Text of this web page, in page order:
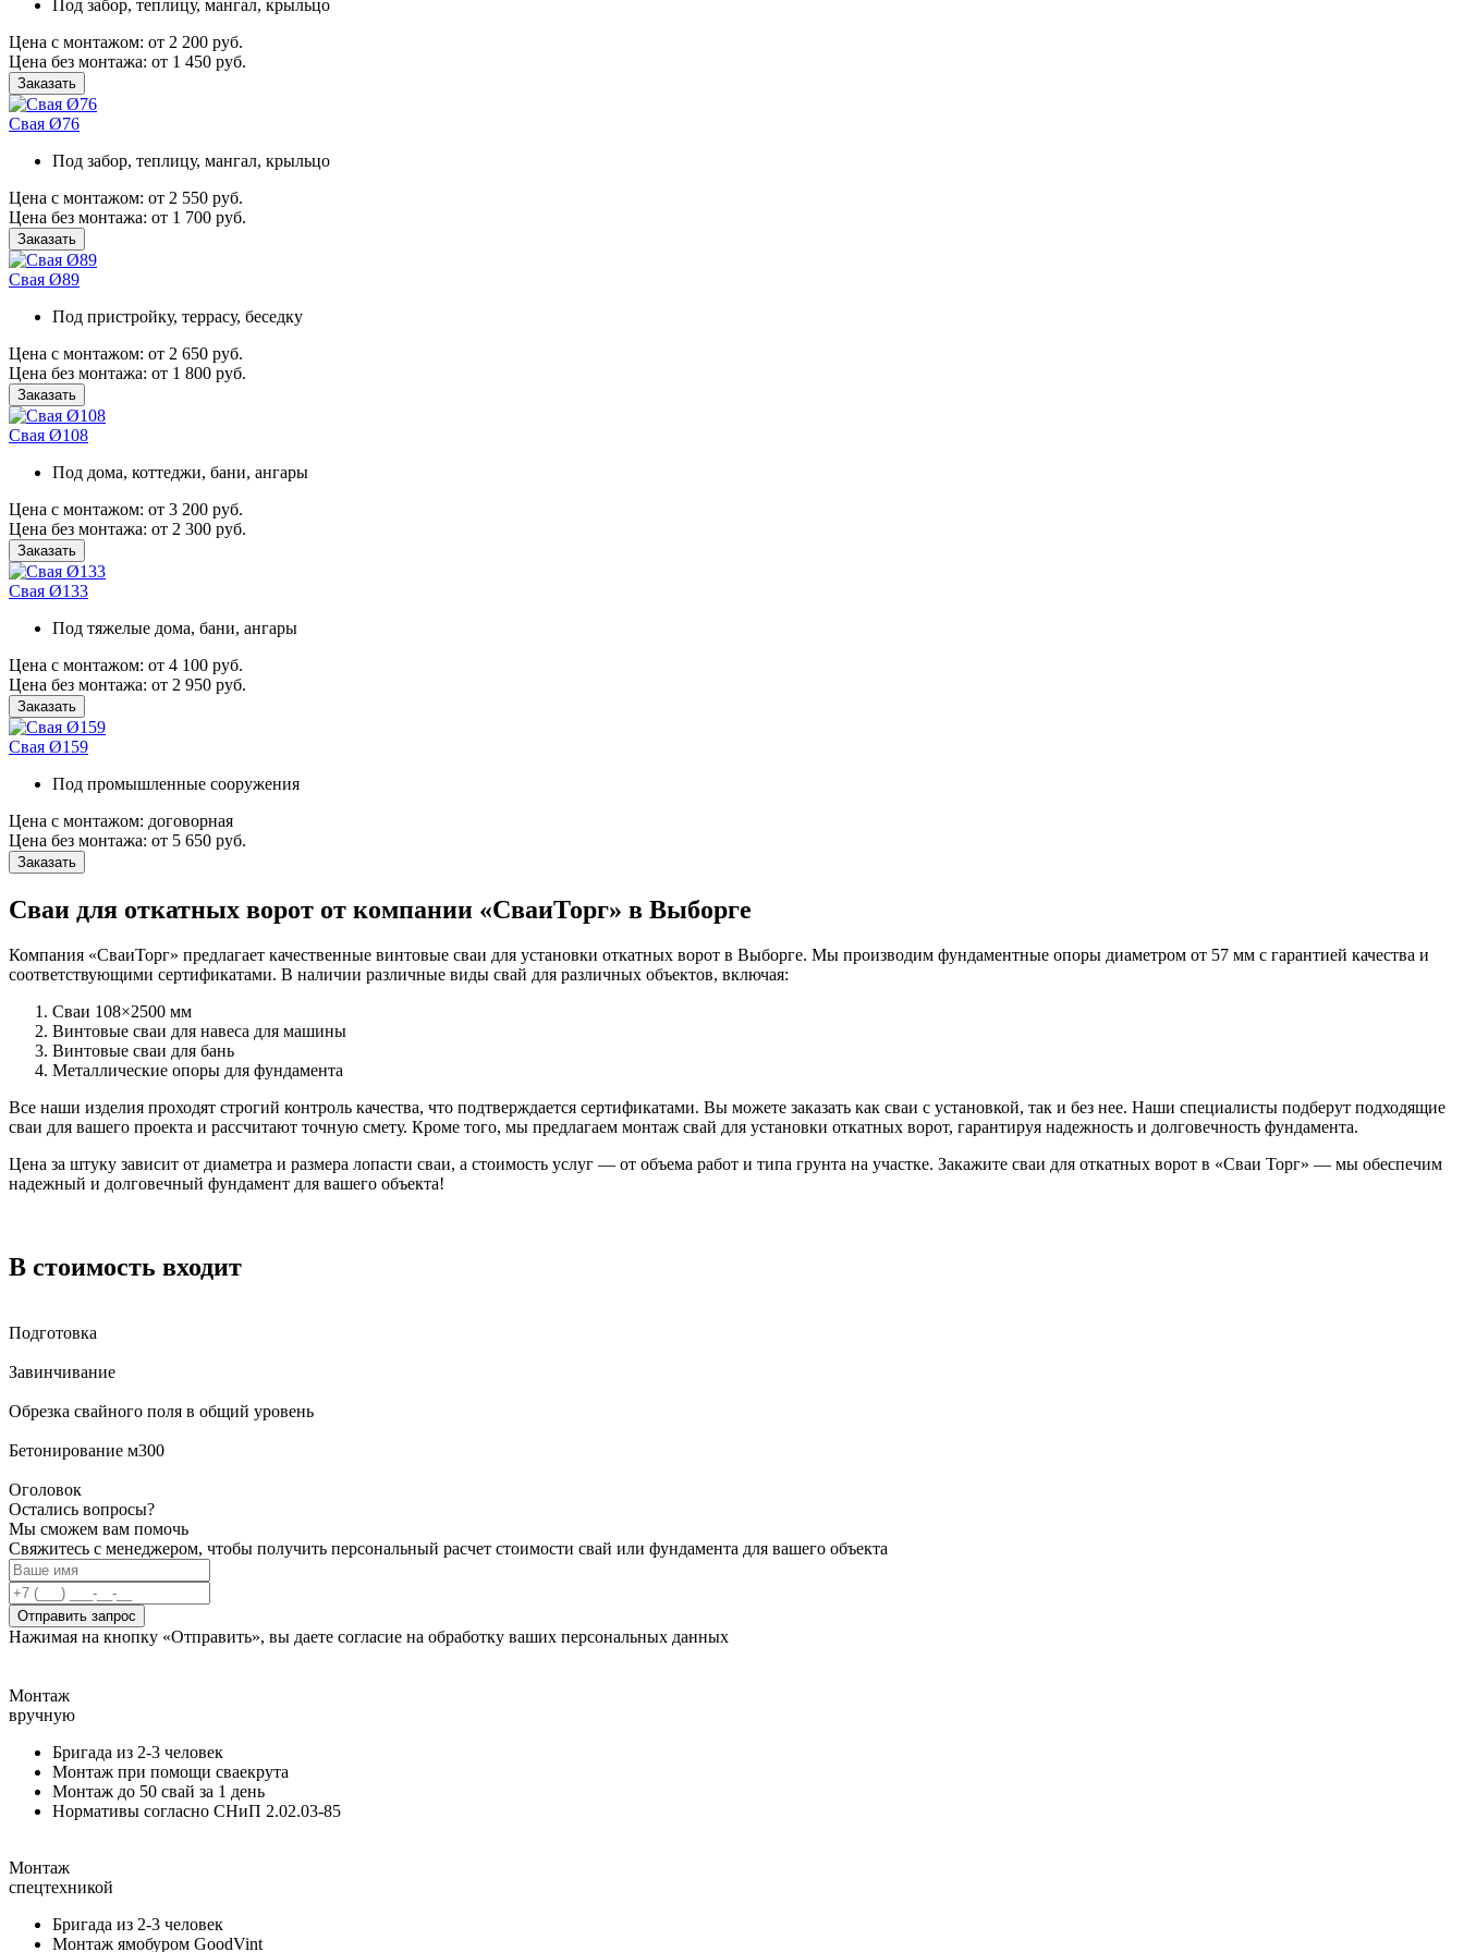
Под забор, теплицу, мангал, крыльцо
Цена с монтажом: от 2 200 руб.
Цена без монтажа: от 1 450 руб.
Заказать
Свая Ø76
Под забор, теплицу, мангал, крыльцо
Цена с монтажом: от 2 550 руб.
Цена без монтажа: от 1 700 руб.
Заказать
Свая Ø89
Под пристройку, террасу, беседку
Цена с монтажом: от 2 650 руб.
Цена без монтажа: от 1 800 руб.
Заказать
Свая Ø108
Под дома, коттеджи, бани, ангары
Цена с монтажом: от 3 200 руб.
Цена без монтажа: от 2 300 руб.
Заказать
Свая Ø133
Под тяжелые дома, бани, ангары
Цена с монтажом: от 4 100 руб.
Цена без монтажа: от 2 950 руб.
Заказать
Свая Ø159
Под промышленные сооружения
Цена с монтажом: договорная
Цена без монтажа: от 5 650 руб.
Заказать
Сваи для откатных ворот от компании «СваиТорг» в Выборге
Компания «СваиТорг» предлагает качественные винтовые сваи для установки откатных ворот в Выборге. Мы производим фундаментные опоры диаметром от 57 мм с гарантией качества и
соответствующими сертификатами. В наличии различные виды свай для различных объектов, включая:
Сваи 108×2500 мм
Винтовые сваи для навеса для машины
Винтовые сваи для бань
Металлические опоры для фундамента
Все наши изделия проходят строгий контроль качества, что подтверждается сертификатами. Вы можете заказать как сваи с установкой, так и без нее. Наши специалисты подберут подходящие
сваи для вашего проекта и рассчитают точную смету. Кроме того, мы предлагаем монтаж свай для установки откатных ворот, гарантируя надежность и долговечность фундамента.
Цена за штуку зависит от диаметра и размера лопасти сваи, а стоимость услуг — от объема работ и типа грунта на участке. Закажите сваи для откатных ворот в «Сваи Торг» — мы обеспечим
надежный и долговечный фундамент для вашего объекта!
В стоимость входит
Подготовка
Завинчивание
Обрезка свайного поля в общий уровень
Бетонирование м300
Оголовок
Остались вопросы?
Мы сможем вам помочь
Свяжитесь с менеджером, чтобы получить персональный расчет стоимости свай или фундамента для вашего объекта
Отправить запрос
Нажимая на кнопку «Отправить», вы даете согласие на обработку ваших персональных данных
Монтаж
вручную
Бригада из 2-3 человек
Монтаж при помощи сваекрута
Монтаж до 50 свай за 1 день
Нормативы согласно СНиП 2.02.03-85
Монтаж
спецтехникой
Бригада из 2-3 человек
Монтаж ямобуром GoodVint